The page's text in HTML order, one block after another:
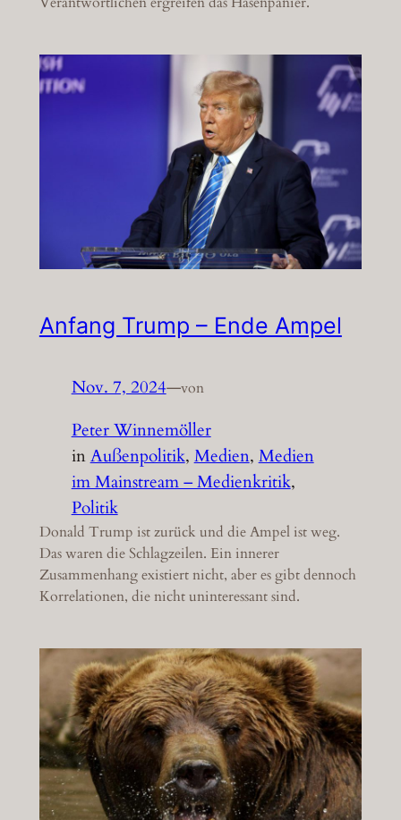
Anfang Trump – Ende Ampel
Nov. 7, 2024—von
Peter Winnemöller
inAußenpolitik, Medien, Medien
im Mainstream – Medienkritik
Politik
Donald Trump ist zurück und die Ampel ist weg.
Das waren die Schlagzeilen. Ein innerer
Zusammenhang existiert nicht, aber es gibt dennoch
Korrelationen, die nicht uninteressant sind.